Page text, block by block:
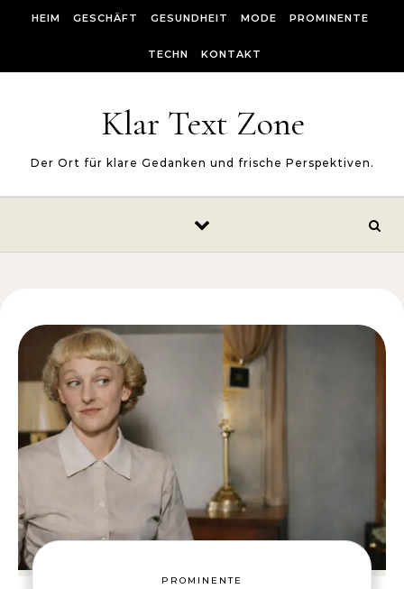
HEIM GESCHÄFT GESUNDHEIT MODE PROMINENTE
TECHN KONTAKT
Klar Text Zone
Der Ort für klare Gedanken und frische Perspektiven.
PROMINENTE